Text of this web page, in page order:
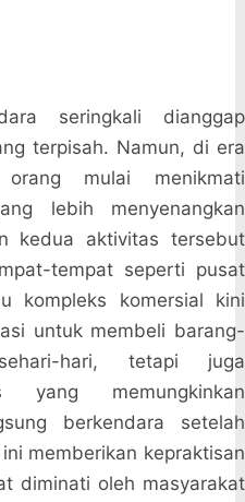
seringkali dianggap
terpisah. Namun, di era
mulai menikmati
lebih menyenangkan
kedua aktivitas tersebut
tempat seperti pusat
kompleks komersial kini
untuk membeli barang-
hari, tetapi juga
yang memungkinkan
berkendara setelah
memberikan kepraktisan
diminati oleh masyarakat